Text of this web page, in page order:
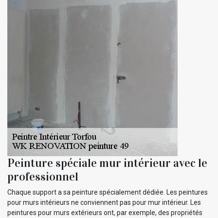
Peinture spéciale mur intérieur avec le
professionnel
Chaque support a sa peinture spécialement dédiée. Les peintures
pour murs intérieurs ne conviennent pas pour mur intérieur. Les
peintures pour murs extérieurs ont, par exemple, des propriétés